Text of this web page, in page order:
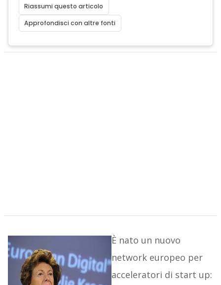
Riassumi questo articolo
Approfondisci con altre fonti
È nato un nuovo
network europeo per
acceleratori di start up: